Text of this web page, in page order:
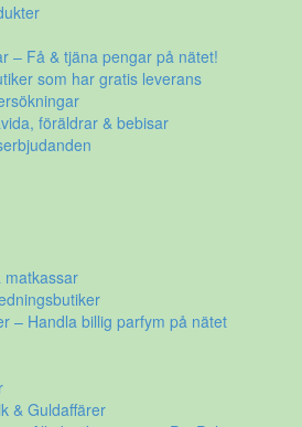
– Få & tjäna pengar på nätet!
som har gratis leverans
föräldrar & bebisar
matkassar
– Handla billig parfym på nätet
& Guldaffärer